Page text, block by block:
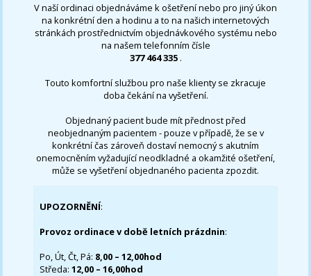
V naší ordinaci objednáváme k ošetření nebo pro jiný úkon
na konkrétní den a hodinu a to na našich internetových
stránkách prostřednictvím objednávkového systému nebo
na našem telefonním čísle
377 464 335 .
Touto komfortní službou pro naše klienty se zkracuje
doba čekání na vyšetření.
Objednaný pacient bude mít přednost před
neobjednaným pacientem - pouze v případě, že se v
konkrétní čas zároveň dostaví nemocný s akutním
onemocněním vyžadující neodkladné a okamžité ošetření,
může se vyšetření objednaného pacienta zpozdit.
UPOZORNĚNÍ:
Provoz ordinace v době letních prázdnin:
Po, Út, Čt, Pá: 8,00 – 12,00hod
Středa:12,00 – 16,00hod